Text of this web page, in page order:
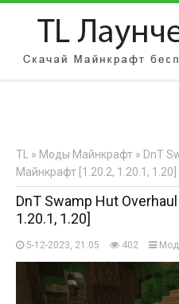
АВТОРИЗАЦИЯ НА САЙТЕ
TL » Моды Майнкрафт » DnT
Майнкрафт [1.20.2, 1.20.1, 1.20]
DnT Swamp Hut
1.20.1, 1.20]
5-12-2023, 21:05 402